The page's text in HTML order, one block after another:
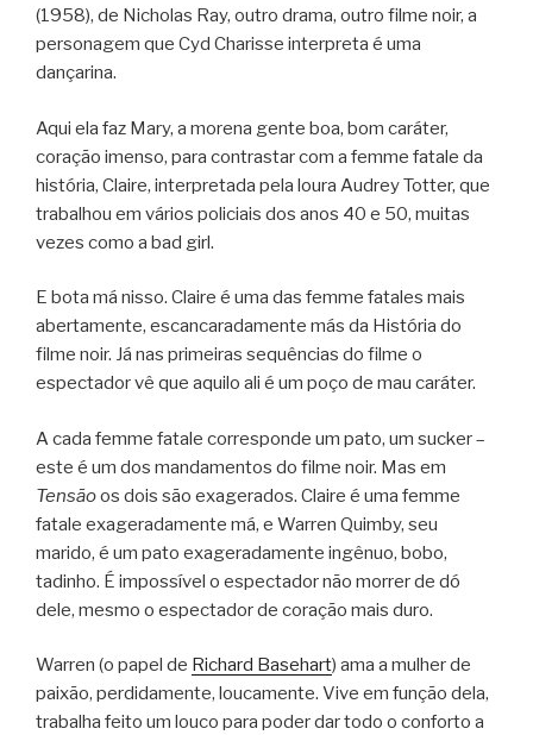
(1958), de Nicholas Ray, outro drama, outro filme noir, a
personagem que Cyd Charisse interpreta é uma
dançarina.
Aqui ela faz Mary, a morena gente boa, bom caráter,
coração imenso, para contrastar com a femme fatale da
história, Claire, interpretada pela loura Audrey Totter, que
trabalhou em vários policiais dos anos 40 e 50, muitas
vezes como a bad girl.
E bota má nisso. Claire é uma das femme fatales mais
abertamente, escancaradamente más da História do
filme noir. Já nas primeiras sequências do filme o
espectador vê que aquilo ali é um poço de mau caráter.
A cada femme fatale corresponde um pato, um sucker –
este é um dos mandamentos do filme noir. Mas em
Tensãoos dois são exagerados. Claire é uma femme
fatale exageradamente má, e Warren Quimby, seu
marido, é um pato exageradamente ingênuo, bobo,
tadinho. É impossível o espectador não morrer de dó
dele, mesmo o espectador de coração mais duro.
Warren (o papel de Richard Basehart) ama a mulher de
paixão, perdidamente, loucamente. Vive em função dela,
trabalha feito um louco para poder dar todo o conforto a